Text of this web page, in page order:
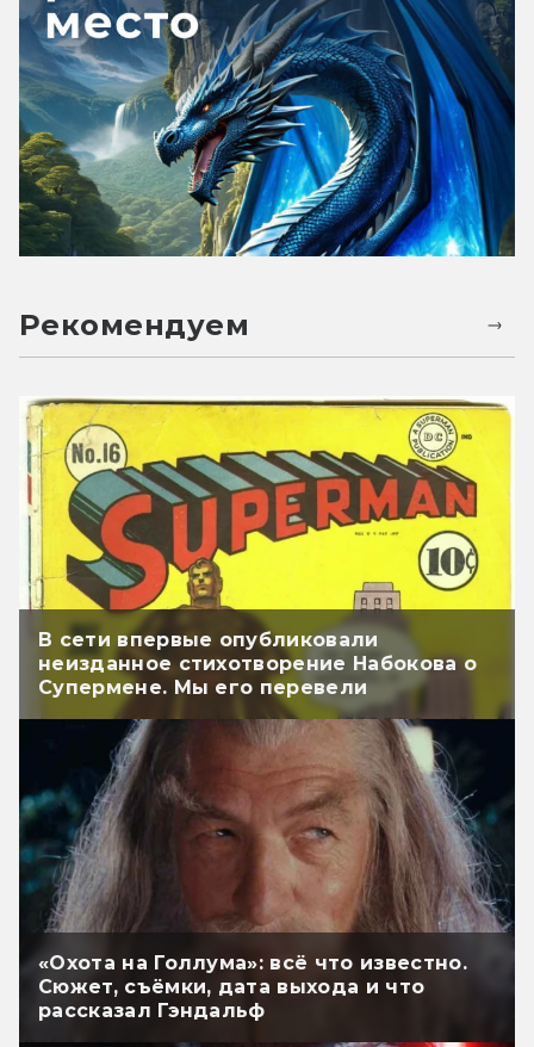
Рекомендуем
В сети впервые опубликовали
неизданное стихотворение Набокова о
Супермене. Мы его перевели
«Охота на Голлума»: всё что известно.
Сюжет, съёмки, дата выхода и что
рассказал Гэндальф